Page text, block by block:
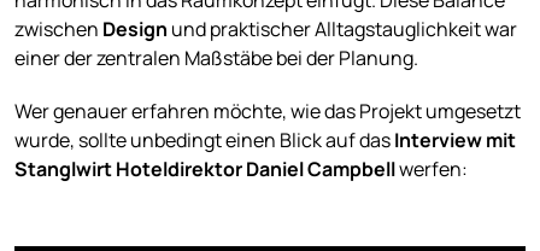
zwischen Design und praktischer Alltagstauglichkeit war
einer der zentralen Maßstäbe bei der Planung.
Wer genauer erfahren möchte, wie das Projekt umgesetzt
wurde, sollte unbedingt einen Blick auf dasInterview mit
Stanglwirt Hoteldirektor Daniel Campbellwerfen: